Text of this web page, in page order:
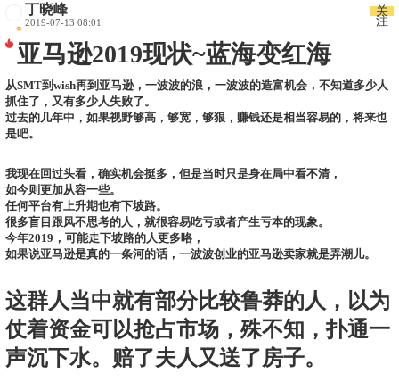
丁晓峰
2019-07-13 08:01
关
注
亚马逊2019现状~蓝海变红海
从SMT到wish再到亚马逊，一波波的浪，一波波的造富机会，不知道多少人
抓住了，又有多少人失败了。
过去的几年中，如果视野够高，够宽，够狠，赚钱还是相当容易的，将来也
是吧。
我现在回过头看，确实机会挺多，但是当时只是身在局中看不清，
如今则更加从容一些。
任何平台有上升期也有下坡路。
很多盲目跟风不思考的人，就很容易吃亏或者产生亏本的现象。
今年2019，可能走下坡路的人更多咯，
如果说亚马逊是真的一条河的话，一波波创业的亚马逊卖家就是弄潮儿。
这群人当中就有部分比较鲁莽的人，以为
仗着资金可以抢占市场，殊不知，扑通一
声沉下水。赔了夫人又送了房子。